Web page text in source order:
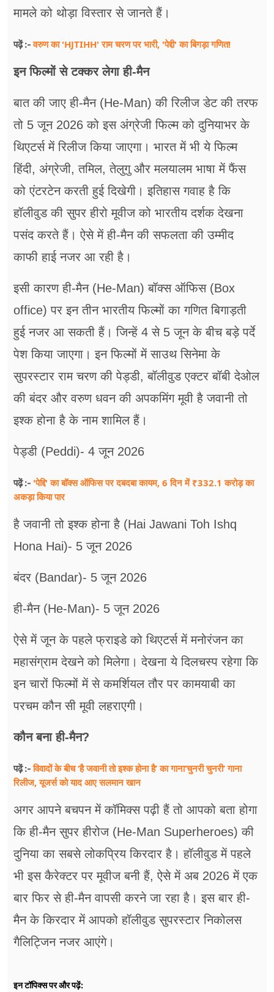
मामले को थोड़ा विस्तार से जानते हैं।
पढ़ें :-वरुण का 'HJTIHH' राम चरण पर भारी, 'पेद्दी' का बिगड़ा गणित!
इन फिल्मों से टक्कर लेगा ही-मैन
बात की जाए ही-मैन (He-Man) की रिलीज डेट की तरफ
तो 5 जून 2026 को इस अंग्रेजी फिल्म को दुनियाभर के
थिएटर्स में रिलीज किया जाएगा। भारत में भी ये फिल्म
हिंदी, अंग्रेजी, तमिल, तेलुगु और मलयालम भाषा में फैंस
को एंटरटेन करती हुई दिखेगी। इतिहास गवाह है कि
हॉलीवुड की सुपर हीरो मूवीज को भारतीय दर्शक देखना
पसंद करते हैं। ऐसे में ही-मैन की सफलता की उम्मीद
काफी हाई नजर आ रही है।
इसी कारण ही-मैन (He-Man) बॉक्स ऑफिस (Box
office) पर इन तीन भारतीय फिल्मों का गणित बिगाड़ती
हुई नजर आ सकती हैं। जिन्हें 4 से 5 जून के बीच बड़े पर्दे
पेश किया जाएगा। इन फिल्मों में साउथ सिनेमा के
सुपरस्टार राम चरण की पेड्डी, बॉलीवुड एक्टर बॉबी देओल
की बंदर और वरुण धवन की अपकमिंग मूवी है जवानी तो
इश्क होना है के नाम शामिल हैं।
पेड्डी (Peddi)- 4 जून 2026
पढ़ें :- 'पेद्दि' का बॉक्स ऑफिस पर दबदबा कायम, 6 दिन में ₹332.1 करोड़ का
अकड़ा किया पार
है जवानी तो इश्क होना है (Hai Jawani Toh Ishq
Hona Hai)- 5 जून 2026
बंदर (Bandar)- 5 जून 2026
ही-मैन (He-Man)- 5 जून 2026
ऐसे में जून के पहले फ्राइडे को थिएटर्स में मनोरंजन का
महासंग्राम देखने को मिलेगा। देखना ये दिलचस्प रहेगा कि
इन चारों फिल्मों में से कमर्शियल तौर पर कामयाबी का
परचम कौन सी मूवी लहराएगी।
कौन बना ही-मैन?
पढ़ें :-विवादों के बीच ‘है जवानी तो इश्क होना है’ का गाना‘चुनरी चुनरी’ गाना
रिलीज, यूजर्स को याद आए सलमान खान
अगर आपने बचपन में कॉमिक्स पढ़ी हैं तो आपको बता होगा
कि ही-मैन सुपर हीरोज (He-Man Superheroes) की
दुनिया का सबसे लोकप्रिय किरदार है। हॉलीवुड में पहले
भी इस कैरेक्टर पर मूवीज बनी हैं, ऐसे में अब 2026 में एक
बार फिर से ही-मैन वापसी करने जा रहा है। इस बार ही-
मैन के किरदार में आपको हॉलीवुड सुपरस्टार निकोलस
गैलिट्जिन नजर आएंगे।
इन टॉपिक्स पर और पढ़ें: